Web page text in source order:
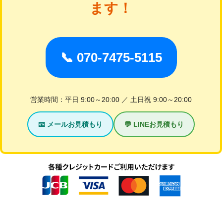
ます！
📞 070-7475-5115
営業時間：平日 9:00～20:00 ／ 土日祝 9:00～20:00
📧 メールお見積もり 💬 LINEお見積もり